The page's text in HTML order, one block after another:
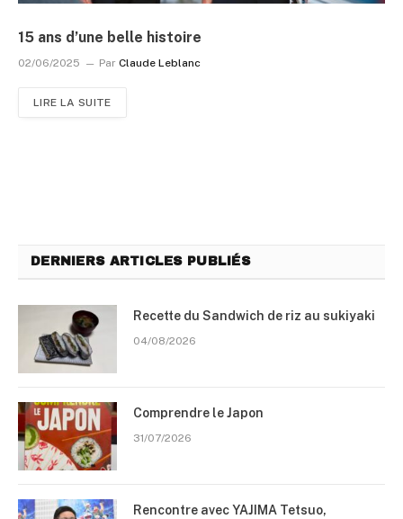
15 ans d’une belle histoire
02/06/2025 Par Claude Leblanc
LIRE LA SUITE
DERNIERS ARTICLES PUBLIÉS
Recette du Sandwich de riz au sukiyaki
04/08/2026
Comprendre le Japon
31/07/2026
Rencontre avec YAJIMA Tetsuo,